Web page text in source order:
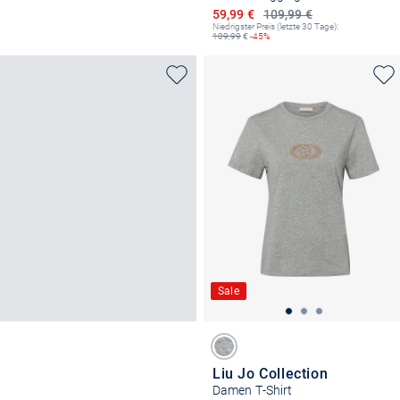
109,99 €
Ermäßigter Preis
59,99 €
Niedrigster Preis (letzte 30 Tage):
109,99€ -45%
Sale
Liu Jo Collection
Damen T-Shirt